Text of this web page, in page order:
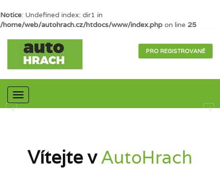
Notice: Undefined index: dir1 in
/home/web/autohrach.cz/htdocs/www/index.php on line 25
PRO REGISTROVANÉ
Mobilní
navigace
Vítejte vAutoHrach